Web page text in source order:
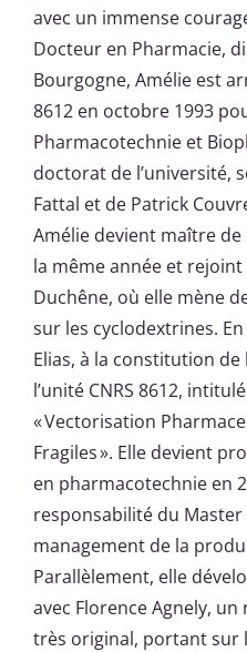
avec un immense
Docteur en Pharmacie,
Bourgogne, Amélie est
8612 en octobre 1993
Pharmacotechnie et
doctorat de l’université,
Fattal et de Patrick
Amélie devient maître
la même année et
Duchêne, où elle mène
sur les cyclodextrines.
Elias, à la constitution de
l’unité CNRS 8612,
« Vectorisation
Fragiles ». Elle devient
en pharmacotechnie en
responsabilité du
management de la
Parallèlement, elle
avec Florence Agnely,
très original, portant sur